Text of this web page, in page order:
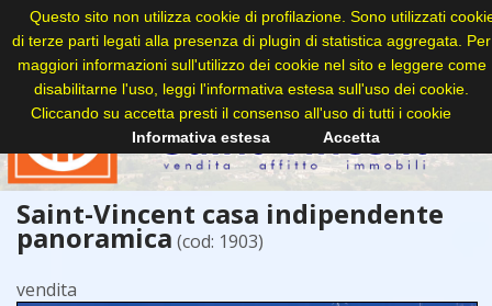
Saint-Vincent casa indipendente
panoramica (cod: 1903)
vendita
Questo sito non utilizza cookie di profilazione. Sono utilizzati
di terze parti legati alla presenza di plugin di statistica aggregata. Per
maggiori informazioni sull'utilizzo dei cookie nel sito e leggere come
disabilitarne l'uso, leggi l'informativa estesa sull'uso dei cookie.
Cliccando su accetta presti il consenso all'uso di tutti i cookie
Informativa estesa
Accetta